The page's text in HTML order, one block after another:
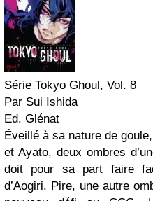
Série Tokyo Ghoul, Vol. 8
Par Sui Ishida
Ed. Glénat
Éveillé à sa nature de
et Ayato, deux ombres
doit pour sa part faire
d’Aogiri. Pire, une autre